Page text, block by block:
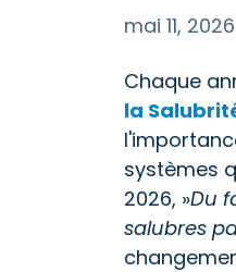
mai 11, 2026
Chaque
la
systèmes
2026, »Du
salubres